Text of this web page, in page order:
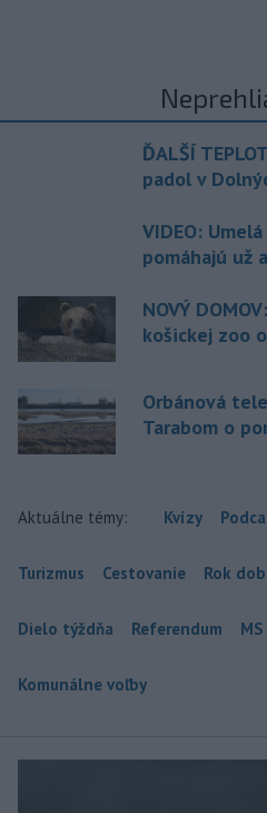
ĎALŠÍ
padol v
VIDEO:
pomáhajú už
NOVÝ
košickej zoo
Orbánová
Tarabom o
Aktuálne témy: Kvízy
Turizmus Cestovanie Rok
Dielo týždňa Referendum
Komunálne voľby